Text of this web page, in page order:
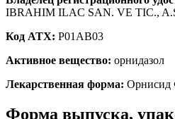
IBRAHIM ILAC SAN. VE TIC.,
Код ATX: P01AB03
Активное вещество: орнидазол
Лекарственная форма: Орнисид
Форма выпуска,